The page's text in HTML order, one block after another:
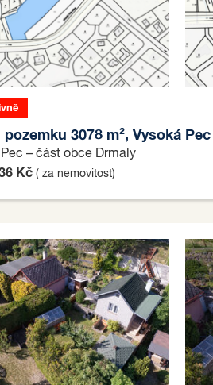
pozemku 3078 m², Vysoká Pec
– část obce Drmaly
Kč ( za nemovitost)